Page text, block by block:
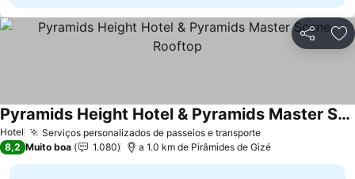
Partilhar
Hotel Serviços personalizados de passeios e transporteVer preços
Pyramids Height Hotel & Pyramids Master Scene Rooftop
Ver preços
8,2 Muito boa 1.080 a 1.0 km de Pirâmides de Gizé